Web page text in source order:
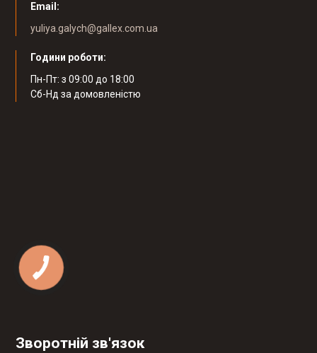
Email:
yuliya.galych@gallex.com.ua
Години роботи:
Пн-Пт: з 09:00 до 18:00
Cб-Нд за домовленістю
Зворотній зв'язок